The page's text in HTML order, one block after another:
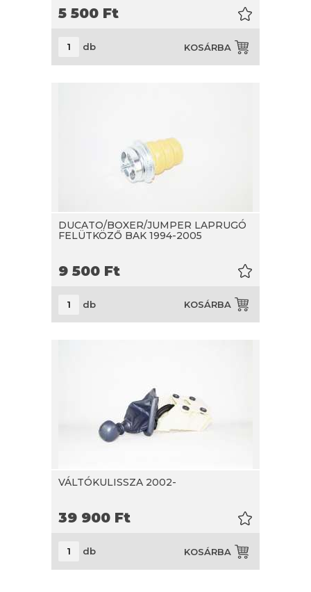
5 500 Ft
db KOSÁRBA
DUCATO/BOXER/JUMPER LAPRUGÓ
FELÜTKÖZŐ BAK 1994-2005
9 500 Ft
db KOSÁRBA
VÁLTÓKULISSZA 2002-
39 900 Ft
db KOSÁRBA